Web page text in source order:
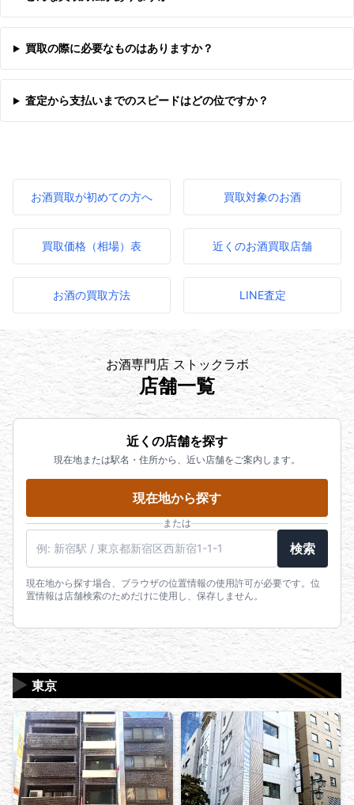
買取の際に必要なものはありますか？
査定から支払いまでのスピードはどの位ですか？
お酒買取が初めての方へ 買取対象のお酒
買取価格（相場）表 近くのお酒買取店舗
お酒の買取方法 LINE査定
お酒専門店 ストックラボ
店舗一覧
近くの店舗を探す
現在地または駅名・住所から、近い店舗をご案内します。
現在地から探す
または
検索
現在地から探す場合、ブラウザの位置情報の使用許可が必要です。位
置情報は店舗検索のためだけに使用し、保存しません。
東京
▶